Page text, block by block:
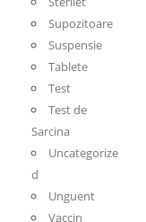
Supozitoare
Suspensie
Tablete
Test
Test de
Sarcina
Uncategorize
d
Unguent
Vaccin